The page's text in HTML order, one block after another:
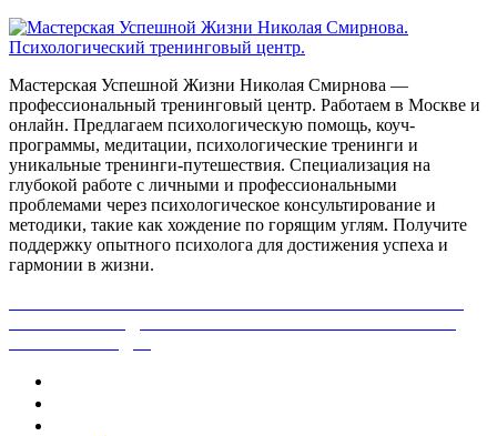
Мастерская Успешной Жизни Николая Смирнова —
профессиональный тренинговый центр. Работаем в Москве и
онлайн. Предлагаем психологическую помощь, коуч-
программы, медитации, психологические тренинги и
уникальные тренинги-путешествия. Специализация на
глубокой работе с личными и профессиональными
проблемами через психологическое консультирование и
методики, такие как хождение по горящим углям. Получите
поддержку опытного психолога для достижения успеха и
гармонии в жизни.